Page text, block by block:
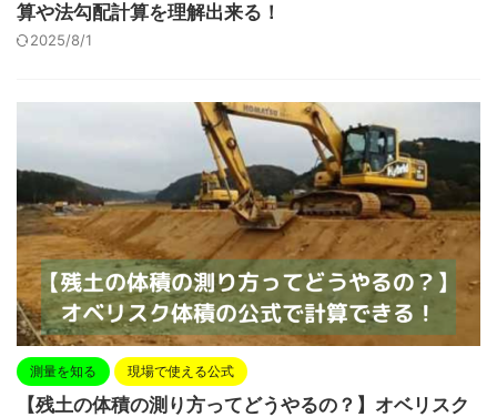
算や法勾配計算を理解出来る！
2025/8/1
測量を知る 現場で使える公式
【残土の体積の測り方ってどうやるの？】オベリスク